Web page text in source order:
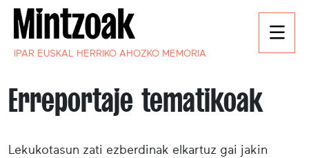
IPAR EUSKAL HERRIKO AHOZKO MEMORIA
Erreportaje tematikoak
Lekukotasun zati ezberdinak elkartuz gai jakin